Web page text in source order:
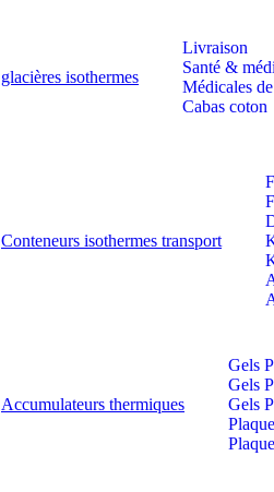
glacières isothermes
Livraison
Santé &
Médicales
Cabas coton
Conteneurs isothermes transport
Accumulateurs thermiques
Gels
Gels
Gels